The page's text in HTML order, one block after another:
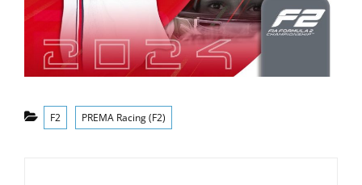
Categorías
F2 PREMA Racing (F2)